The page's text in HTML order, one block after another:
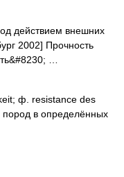
действием внешних
2002] Прочность
…
ф. resistance des
пород в определённых